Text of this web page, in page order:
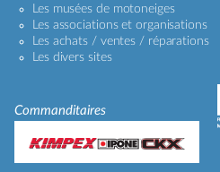
Les musées de motoneiges
Les associations et organisations
Les achats / ventes / réparations
Les divers sites
Commanditaires